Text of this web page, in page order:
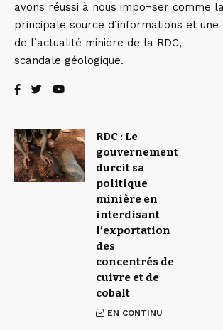
avons réussi à nous impo¬ser comme la
principale source d’informations et
de l’actualité minière de la RDC,
scandale géologique.
RDC : Le
gouvernement
durcit sa
politique
minière en
interdisant
l’exportation
des
concentrés de
cuivre et de
cobalt
EN CONTINU